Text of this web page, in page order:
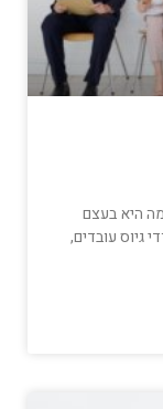
היא בעצם
גיוס עובדים,